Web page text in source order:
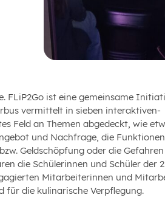
FLiP2Go ist eine gemeinsame
vermittelt in sieben interaktiven-
Feld an Themen abgedeckt, wie
und Nachfrage, die
Geldschöpfung oder die
die Schülerinnen und Schüler der
Mitarbeiterinnen und
für die kulinarische Verpflegung.